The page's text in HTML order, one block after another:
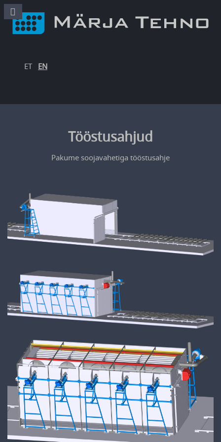
ET EN
Tööstusahjud
Pakume soojavahetiga tööstusahje